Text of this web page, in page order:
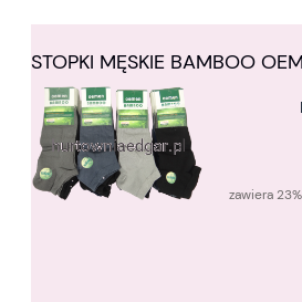
STOPKI MĘSKIE BAMBOO
zawiera